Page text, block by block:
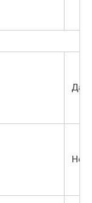
Да
Нет